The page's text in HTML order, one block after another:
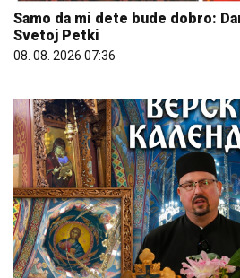
Samo da mi dete bude dobro:
Svetoj Petki
08. 08. 2026 07:36